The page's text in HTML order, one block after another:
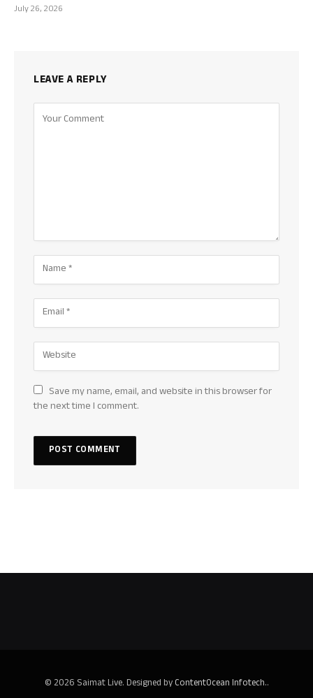
July 26, 2026
LEAVE A REPLY
Save my name, email, and website in this browser for
the next time I comment.
© 2026 Saimat Live. Designed byContentOcean Infotech..